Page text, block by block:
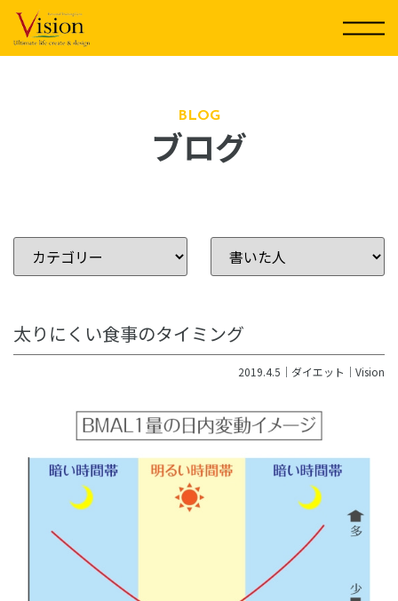
テ
BLOG
ブログ
太りにくい食事のタイミング
2019.4.5｜ ダイエット ｜ Vision